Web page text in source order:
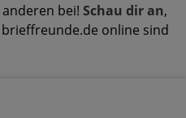
bei! Schau dir an,
online sind